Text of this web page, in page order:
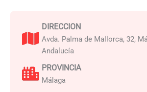
DIRECCION
Avda. Palma de Mallorca, 32,
Andalucía
PROVINCIA
Málaga